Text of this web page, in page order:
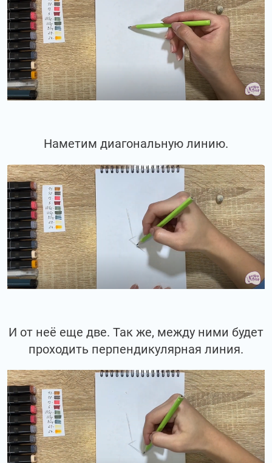
Наметим диагональную линию.
И от неё еще две. Так же, между ними будет
проходить перпендикулярная линия.